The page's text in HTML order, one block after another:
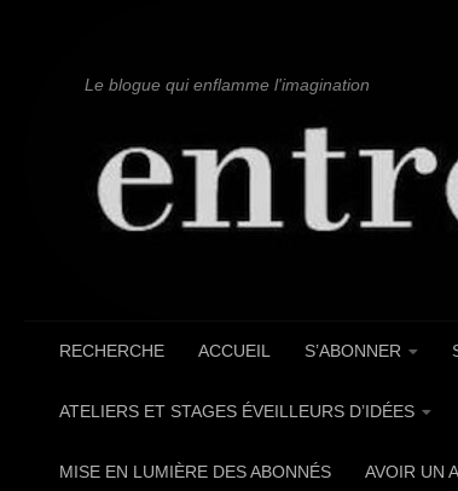
Le blogue qui enflamme l'imagination
RECHERCHE ACCUEIL S’ABONNER
ATELIERS ET STAGES ÉVEILLEURS D’IDÉES
MISE EN LUMIÈRE DES ABONNÉS AVOIR UN